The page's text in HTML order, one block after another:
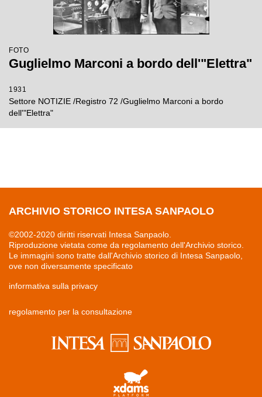
FOTO
Guglielmo Marconi a bordo dell'"Elettra"
1931
Settore NOTIZIE /Registro 72 /Guglielmo Marconi a bordo
dell'"Elettra"
ARCHIVIO STORICO INTESA SANPAOLO
©2002-2020 diritti riservati Intesa Sanpaolo.
Riproduzione vietata come da regolamento dell'Archivio storico.
Le immagini sono tratte dall'Archivio storico di Intesa Sanpaolo,
ove non diversamente specificato
informativa sulla privacy
regolamento per la consultazione